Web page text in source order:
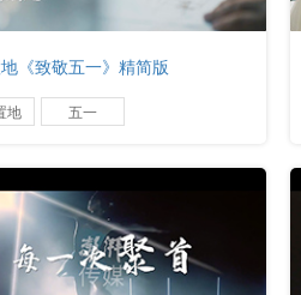
《致敬五一》精简版
地 五一